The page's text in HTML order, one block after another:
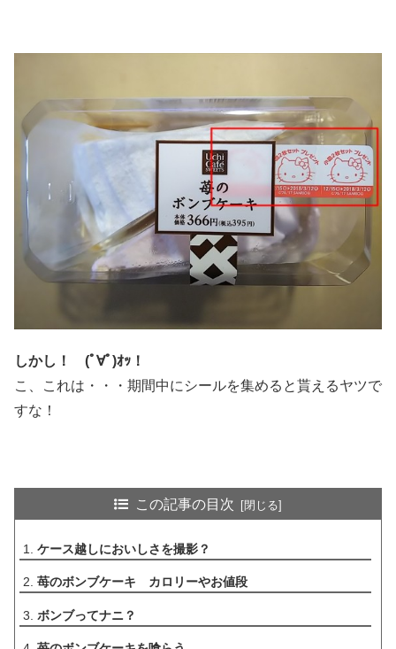
しかし！ (ﾟ∀ﾟ)ｵｯ！
こ、これは・・・期間中にシールを集めると貰えるヤツで
すな！
この記事の目次
ケース越しにおいしさを撮影？
苺のボンブケーキ カロリーやお値段
ボンブってナニ？